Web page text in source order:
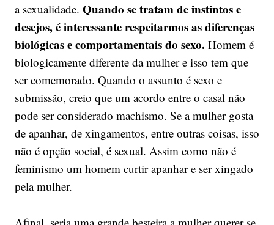
a sexualidade. Quando se tratam de instintos e
desejos, é interessante respeitarmos as diferenças
biológicas e comportamentais do sexo. Homem é
biologicamente diferente da mulher e isso tem que
ser comemorado. Quando o assunto é sexo e
submissão, creio que um acordo entre o casal não
pode ser considerado machismo. Se a mulher gosta
de apanhar, de xingamentos, entre outras coisas, isso
não é opção social, é sexual. Assim como não é
feminismo um homem curtir apanhar e ser xingado
pela mulher.